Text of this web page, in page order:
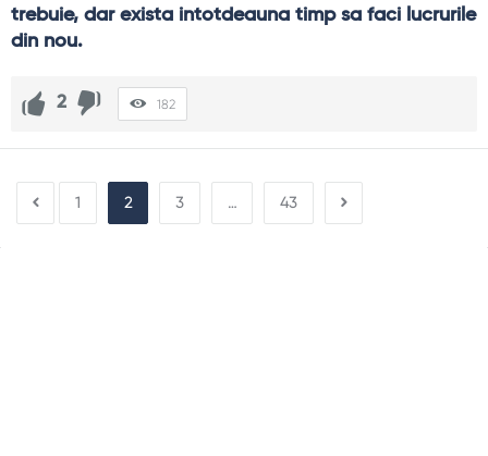
trebuie, dar exista intotdeauna timp sa faci lucrurile
din nou.
2 182
1 2 3 … 43